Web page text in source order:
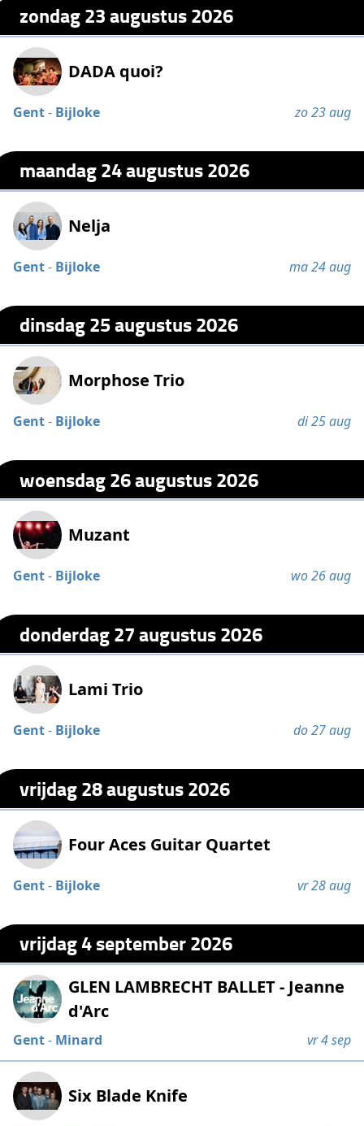
zondag 23 augustus 2026
DADA quoi?
Gent- Bijloke zo 23 aug
maandag 24 augustus 2026
Nelja
Gent- Bijloke ma 24 aug
dinsdag 25 augustus 2026
Morphose Trio
Gent- Bijloke di 25 aug
woensdag 26 augustus 2026
Muzant
Gent- Bijloke wo 26 aug
donderdag 27 augustus 2026
Lami Trio
Gent- Bijloke do 27 aug
vrijdag 28 augustus 2026
Four Aces Guitar Quartet
Gent- Bijloke vr 28 aug
vrijdag 4 september 2026
GLEN LAMBRECHT BALLET - Jeanne
d'Arc
Gent- Minard vr 4 sep
Six Blade Knife